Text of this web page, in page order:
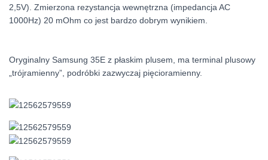
2,5V). Zmierzona rezystancja wewnętrzna (impedancja AC
1000Hz) 20 mOhm co jest bardzo dobrym wynikiem.
Oryginalny Samsung 35E z płaskim plusem, ma terminal plusowy
„trójramienny”, podróbki zazwyczaj pięcioramienny.